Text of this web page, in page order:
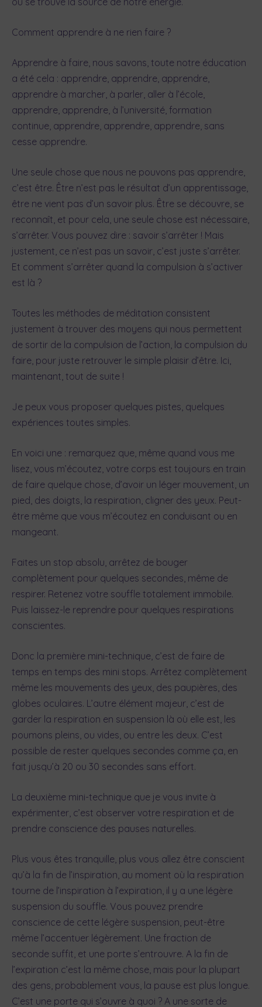
Comment apprendre à ne rien faire ?
Apprendre à faire, nous savons, toute notre éducation
a été cela : apprendre, apprendre, apprendre,
apprendre à marcher, à parler, aller à l’école,
apprendre, apprendre, à l’université, formation
continue, apprendre, apprendre, apprendre, sans
cesse apprendre.
Une seule chose que nous ne pouvons pas apprendre,
c’est être. Être n’est pas le résultat d’un apprentissage,
être ne vient pas d’un savoir plus. Être se découvre, se
reconnaît, et pour cela, une seule chose est nécessaire,
s’arrêter. Vous pouvez dire : savoir s’arrêter ! Mais
justement, ce n’est pas un savoir, c’est juste s’arrêter.
Et comment s’arrêter quand la compulsion à s’activer
est là ?
Toutes les méthodes de méditation consistent
justement à trouver des moyens qui nous permettent
de sortir de la compulsion de l’action, la compulsion du
faire, pour juste retrouver le simple plaisir d’être. Ici,
maintenant, tout de suite !
Je peux vous proposer quelques pistes, quelques
expériences toutes simples.
En voici une : remarquez que, même quand vous me
lisez, vous m’écoutez, votre corps est toujours en train
de faire quelque chose, d’avoir un léger mouvement, un
pied, des doigts, la respiration, cligner des yeux. Peut-
être même que vous m’écoutez en conduisant ou en
mangeant.
Faites un stop absolu, arrêtez de bouger
complètement pour quelques secondes, même de
respirer. Retenez votre souffle totalement immobile.
Puis laissez-le reprendre pour quelques respirations
conscientes.
Donc la première mini-technique, c’est de faire de
temps en temps des mini stops. Arrêtez complètement
même les mouvements des yeux, des paupières, des
globes oculaires. L’autre élément majeur, c’est de
garder la respiration en suspension là où elle est, les
poumons pleins, ou vides, ou entre les deux. C’est
possible de rester quelques secondes comme ça, en
fait jusqu’à 20 ou 30 secondes sans effort.
La deuxième mini-technique que je vous invite à
expérimenter, c’est observer votre respiration et de
prendre conscience des pauses naturelles.
Plus vous êtes tranquille, plus vous allez être conscient
qu’à la fin de l’inspiration, au moment où la respiration
tourne de l’inspiration à l’expiration, il y a une légère
suspension du souffle. Vous pouvez prendre
conscience de cette légère suspension, peut-être
même l’accentuer légèrement. Une fraction de
seconde suffit, et une porte s’entrouvre. A la fin de
l’expiration c’est la même chose, mais pour la plupart
des gens, probablement vous, la pause est plus longue.
C’est une porte qui s’ouvre à quoi ? A une sorte de